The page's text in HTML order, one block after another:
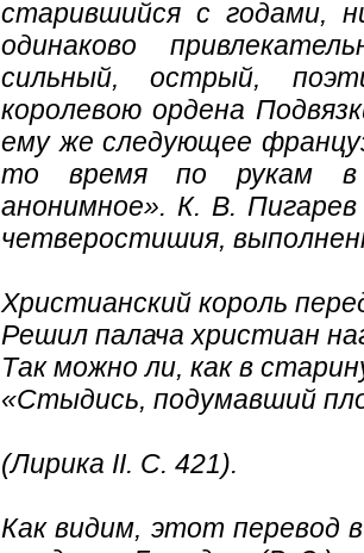
старившийся с годами,
одинаково
сильный, острый,
королевою ордена
ему же следующее
то время по рукам в
анонимное». К. В.
четверостишия,
Христианский король
Решил палача христиан
Так можно ли, как в
«Стыдись, подумавший
(Лирика II. С. 421).
Как видим, этот перевод